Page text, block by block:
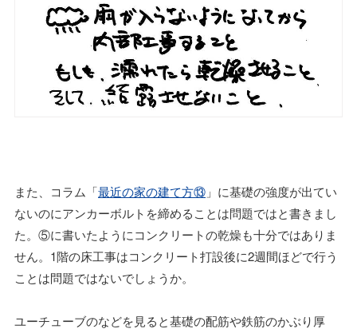
また、コラム「最近の家の建て方⑬ 」に基礎の強度が出てい
ないのにアンカーボルトを締めることは問題ではと書きまし
た。⑤に書いたようにコンクリートの乾燥も十分ではありま
せん。1階の床工事はコンクリート打設後に2週間ほどで行う
ことは問題ではないでしょうか。
ユーチューブのなどを見ると基礎の配筋や鉄筋のかぶり厚